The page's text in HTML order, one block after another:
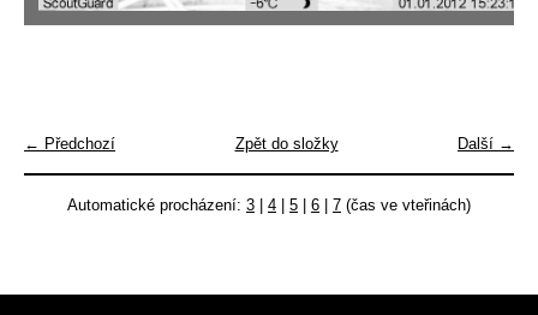
← Předchozí Další →
Zpět do složky
Automatické procházení: 3 4 5 6 7 (čas ve vteřinách)